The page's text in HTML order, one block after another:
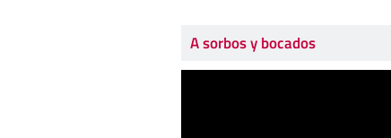
A sorbos y bocados